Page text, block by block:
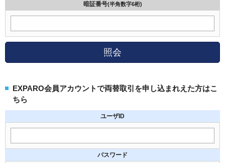
暗証番号(半角数字6桁)
照会
EXPARO会員アカウントで両替取引を申し込まれえた方はこ
ちら
ユーザID
パスワード